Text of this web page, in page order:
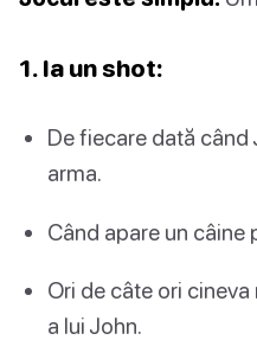
1. Ia un shot:
De fiecare dată când
arma.
Când apare un câine
Ori de câte ori
a lui John.